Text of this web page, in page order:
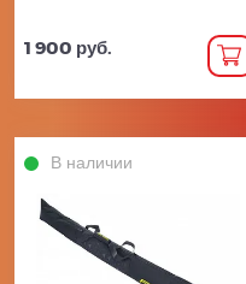
1 900 руб.
В наличии